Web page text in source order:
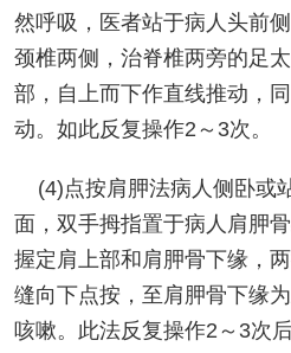
然呼吸，医者站于病人头前
颈椎两侧，治脊椎两旁的足
部，自上而下作直线推动，
动。如此反复操作2～3次。
(4)点按肩胛法病人侧卧或
面，双手拇指置于病人肩胛
握定肩上部和肩胛骨下缘，
缝向下点按，至肩胛骨下缘
咳嗽。此法反复操作2～3次